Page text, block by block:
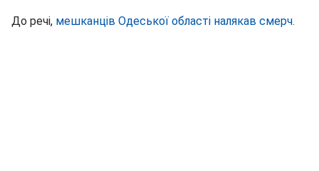
До речі, мешканців Одеської області налякав смерч.